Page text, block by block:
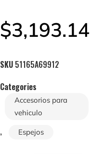
$3,193.14
SKU 51165A69912
Categories
Accesorios para
vehiculo
, Espejos